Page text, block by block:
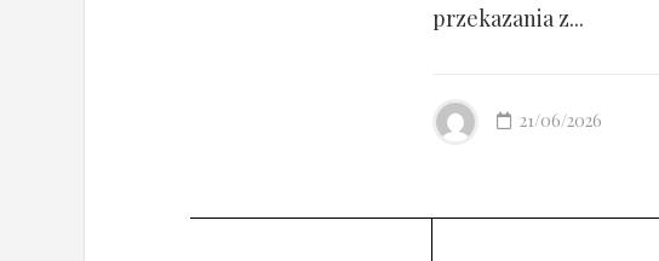
przekazania z...
21/06/2026